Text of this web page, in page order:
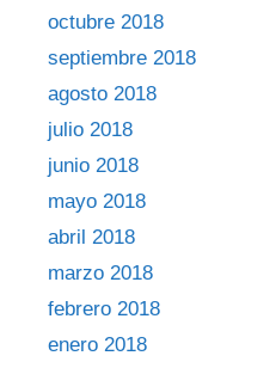
octubre 2018
septiembre 2018
agosto 2018
julio 2018
junio 2018
mayo 2018
abril 2018
marzo 2018
febrero 2018
enero 2018